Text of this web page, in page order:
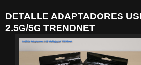
DETALLE ADAPTADORES
2.5G/5G TRENDNET